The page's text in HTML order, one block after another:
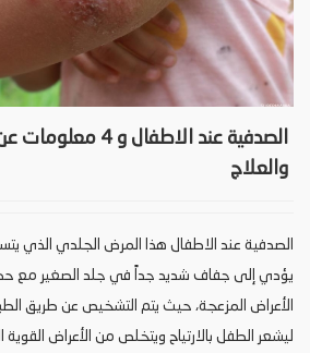
الصدفية عند الاطفال
والعلاج
الصدفية عند الاطفال هذا المرض الجلدي الذي
يؤدي إلى جفاف شديد جداً في جلد الصغير مع
الأعراض المزعجة، حيث يتم التشخيص عن طريق
ليشعر الطفل بالارتياح ويتخلص من الأعراض القوية